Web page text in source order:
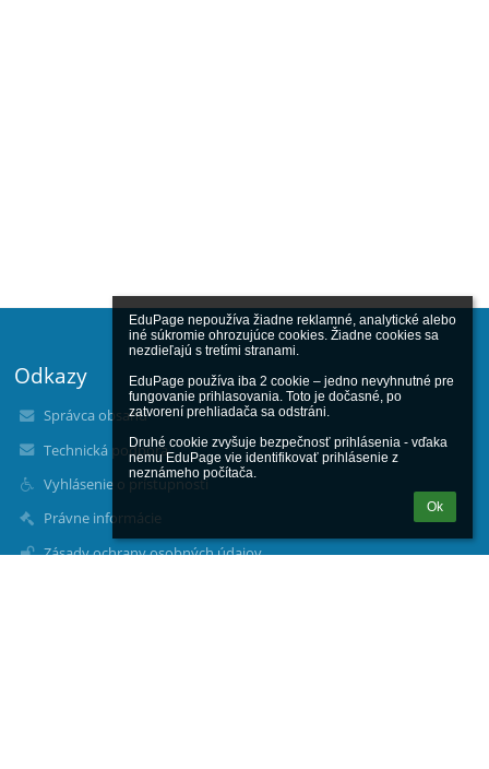
EduPage nepoužíva žiadne reklamné, analytické alebo
iné súkromie ohrozujúce cookies. Žiadne cookies sa
nezdieľajú s tretími stranami.
EduPage používa iba 2 cookie – jedno nevyhnutné pre
fungovanie prihlasovania. Toto je dočasné, po
zatvorení prehliadača sa odstráni.
Druhé cookie zvyšuje bezpečnosť prihlásenia - vďaka
nemu EduPage vie identifikovať prihlásenie z
neznámeho počítača.
Ok
Odkazy
Správca obsahu
Technická podpora
Vyhlásenie o prístupnosti
Právne informácie
Zásady ochrany osobných údajov